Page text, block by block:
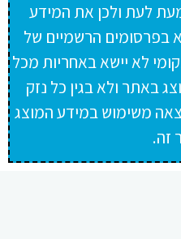
לעת ולכן את המידע
בפרסומים הרשמיים של
לא יישא באחריות מכל
באתר ולא בגין כל נזק
משימוש במידע המוצג
זה.